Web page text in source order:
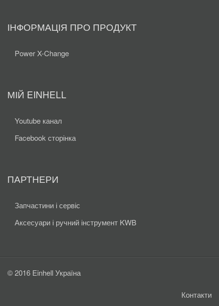
ІНФОРМАЦІЯ ПРО ПРОДУКТ
Power X-Change
МІЙ EINHELL
Youtube канал
Facebook сторінка
ПАРТНЕРИ
Запчастини і сервіс
Аксесуари і ручний інструмент KWB
© 2016 Einhell Україна
Контакти